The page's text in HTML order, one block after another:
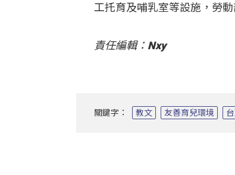
工托育及哺乳室等設施，勞
責任編輯：Nxy
關鍵字： 教文 友善育兒環境